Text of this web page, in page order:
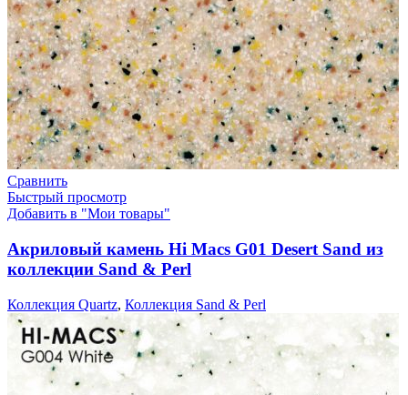
Сравнить
Быстрый просмотр
Добавить в "Мои товары"
Акриловый камень Hi Macs G01 Desert Sand из
коллекции Sand & Perl
Коллекция Quartz, Коллекция Sand & Perl